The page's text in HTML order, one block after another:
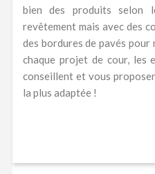
bien des produits selon
revêtement mais avec des
des bordures de pavés
chaque projet de cour, les
conseillent et vous
la plus adaptée !